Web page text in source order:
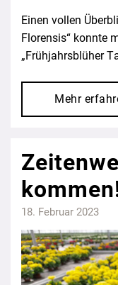
Einen vollen
Florensis“ konnte
„Frühjahrsblüher
Mehr
18. Februar 2023